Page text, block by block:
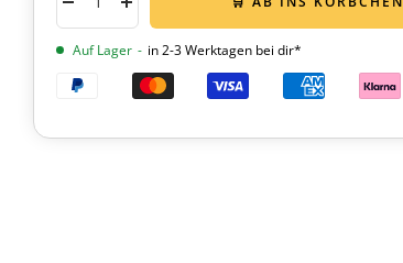
Menge
Menge
Auf Lager - in 2-3 Werktagen bei dir*